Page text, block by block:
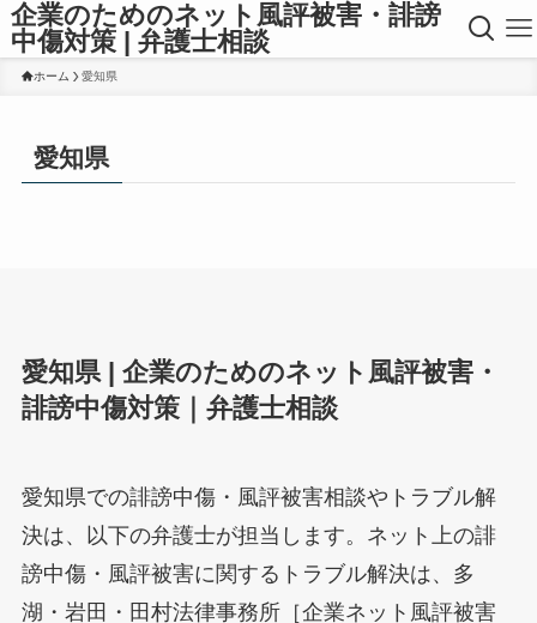
企業のためのネット風評被害・誹謗
中傷対策 | 弁護士相談
ホーム 愛知県
愛知県
愛知県 | 企業のためのネット風評被害・
誹謗中傷対策｜弁護士相談
愛知県での誹謗中傷・風評被害相談やトラブル解
決は、以下の弁護士が担当します。ネット上の誹
謗中傷・風評被害に関するトラブル解決は、多
湖・岩田・田村法律事務所［企業ネット風評被害